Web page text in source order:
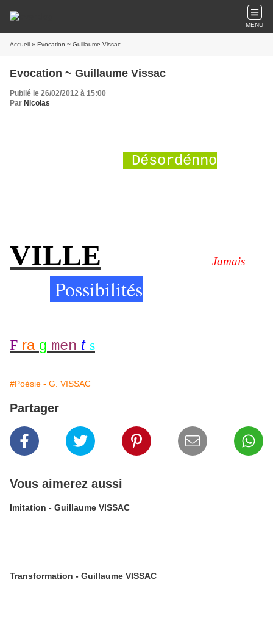
MENU
Accueil » Evocation ~ Guillaume Vissac
Evocation ~ Guillaume Vissac
Publié le 26/02/2012 à 15:00
Par Nicolas
Désordénno
VILLE Jamais
Possibilités
F ra g men t s
#Poésie - G. VISSAC
Partager
Vous aimerez aussi
Imitation - Guillaume VISSAC
Transformation - Guillaume VISSAC